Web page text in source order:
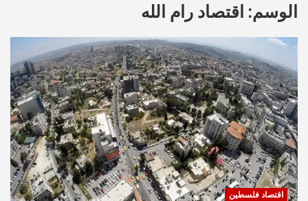
الوسم: اقتصاد رام الله
اقتصاد فلسطين